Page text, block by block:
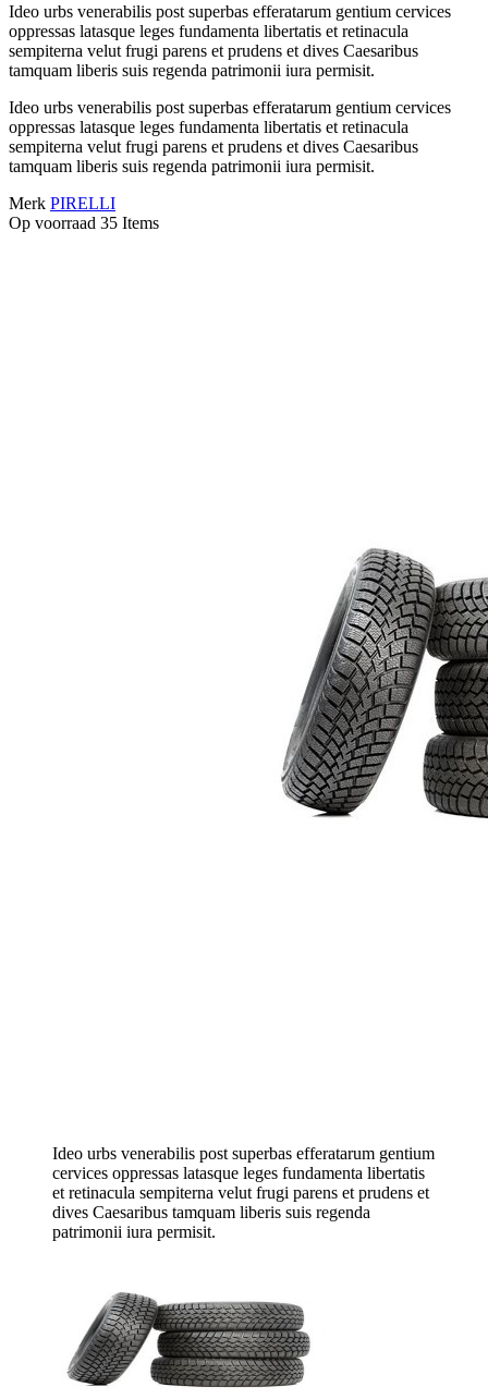
Ideo urbs venerabilis post superbas efferatarum gentium cervices
oppressas latasque leges fundamenta libertatis et retinacula
sempiterna velut frugi parens et prudens et dives Caesaribus
tamquam liberis suis regenda patrimonii iura permisit.
Ideo urbs venerabilis post superbas efferatarum gentium cervices
oppressas latasque leges fundamenta libertatis et retinacula
sempiterna velut frugi parens et prudens et dives Caesaribus
tamquam liberis suis regenda patrimonii iura permisit.
Merk PIRELLI
Op voorraad 35 Items
Ideo urbs venerabilis post superbas efferatarum gentium
cervices oppressas latasque leges fundamenta libertatis
et retinacula sempiterna velut frugi parens et prudens et
dives Caesaribus tamquam liberis suis regenda
patrimonii iura permisit.